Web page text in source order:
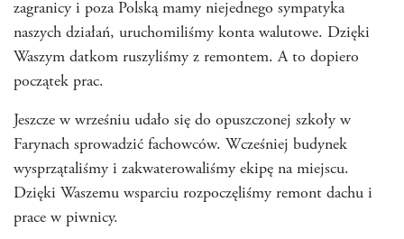
zagranicy i poza Polską mamy niejednego sympatyka
naszych działań, uruchomiliśmy konta walutowe. Dzięki
Waszym datkom ruszyliśmy z remontem. A to dopiero
początek prac.
Jeszcze w wrześniu udało się do opuszczonej szkoły w
Farynach sprowadzić fachowców. Wcześniej budynek
wysprzątaliśmy i zakwaterowaliśmy ekipę na miejscu.
Dzięki Waszemu wsparciu rozpoczęliśmy remont dachu i
prace w piwnicy.